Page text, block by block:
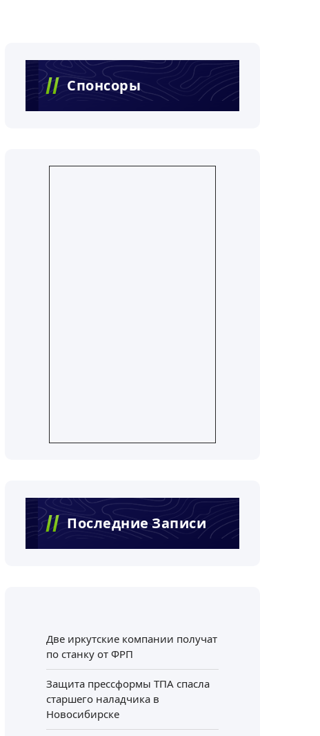
Спонсоры
Последние Записи
Две иркутские компании получат
по станку от ФРП
Защита прессформы ТПА спасла
старшего наладчика в
Новосибирске